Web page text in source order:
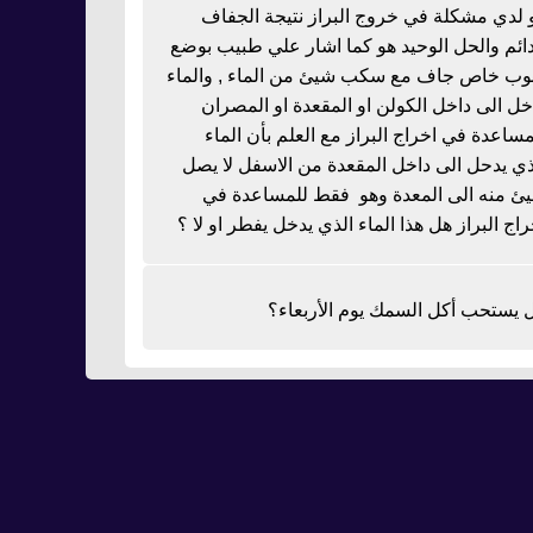
لدي مشكلة في خروج البراز نتيجة الجفاف
والحل الوحيد هو كما اشار علي طبيب بوضع
خاص جاف مع سكب شيئ من الماء , والماء
الى داخل الكولن او المقعدة او المصران
في اخراج البراز مع العلم بأن الماء
يدحل الى داخل المقعدة من الاسفل لا يصل
منه الى المعدة وهو فقط للمساعدة في
البراز هل هذا الماء الذي يدخل يفطر او لا ؟
يستحب أكل السمك يوم الأربعاء؟